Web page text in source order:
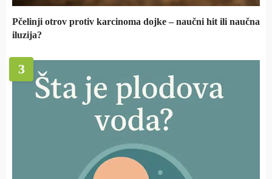
Pčelinji otrov protiv karcinoma dojke – naučni hit ili naučna
iluzija?
3